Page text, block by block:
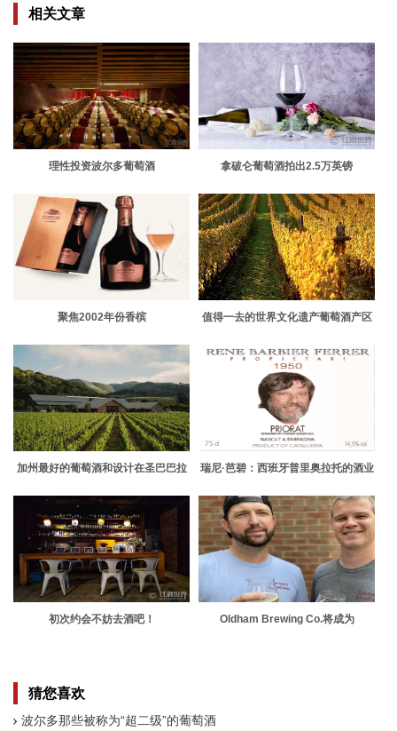
相关文章
理性投资波尔多葡萄酒 拿破仑葡萄酒拍出2.5万英镑
聚焦2002年份香槟 值得一去的世界文化遗产葡萄酒产区
加州最好的葡萄酒和设计在圣巴巴拉
瑞尼·芭碧：西班牙普里奥拉托的酒业
初次约会不妨去酒吧！
Oldham Brewing Co.将成为
猜您喜欢
波尔多那些被称为“超二级”的葡萄酒